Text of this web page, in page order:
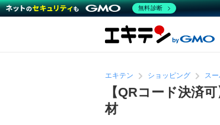
エキテン ショッピング ス
【QRコード決済
材
無料診断